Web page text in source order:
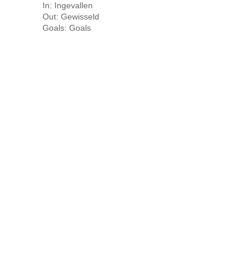
In: Ingevallen
Out: Gewisseld
Goals: Goals